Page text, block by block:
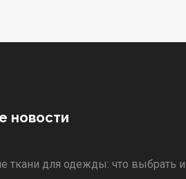
новости
ткани для одежды: что выбрать и